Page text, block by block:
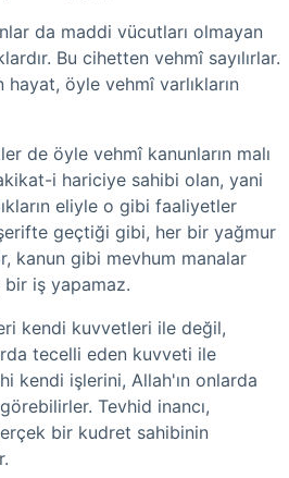
da maddi vücutları olmayan
Bu cihetten vehmî sayılırlar.
öyle vehmî varlıkların
de öyle vehmî kanunların malı
i hariciye sahibi olan, yani
eliyle o gibi faaliyetler
geçtiği gibi, her bir yağmur
kanun gibi mevhum manalar
iş yapamaz.
kendi kuvvetleri ile değil,
tecelli eden kuvveti ile
kendi işlerini, Allah'ın onlarda
Tevhid inancı,
bir kudret sahibinin